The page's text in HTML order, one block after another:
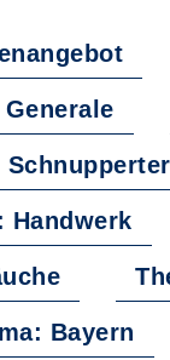
Handwerk
Bayern